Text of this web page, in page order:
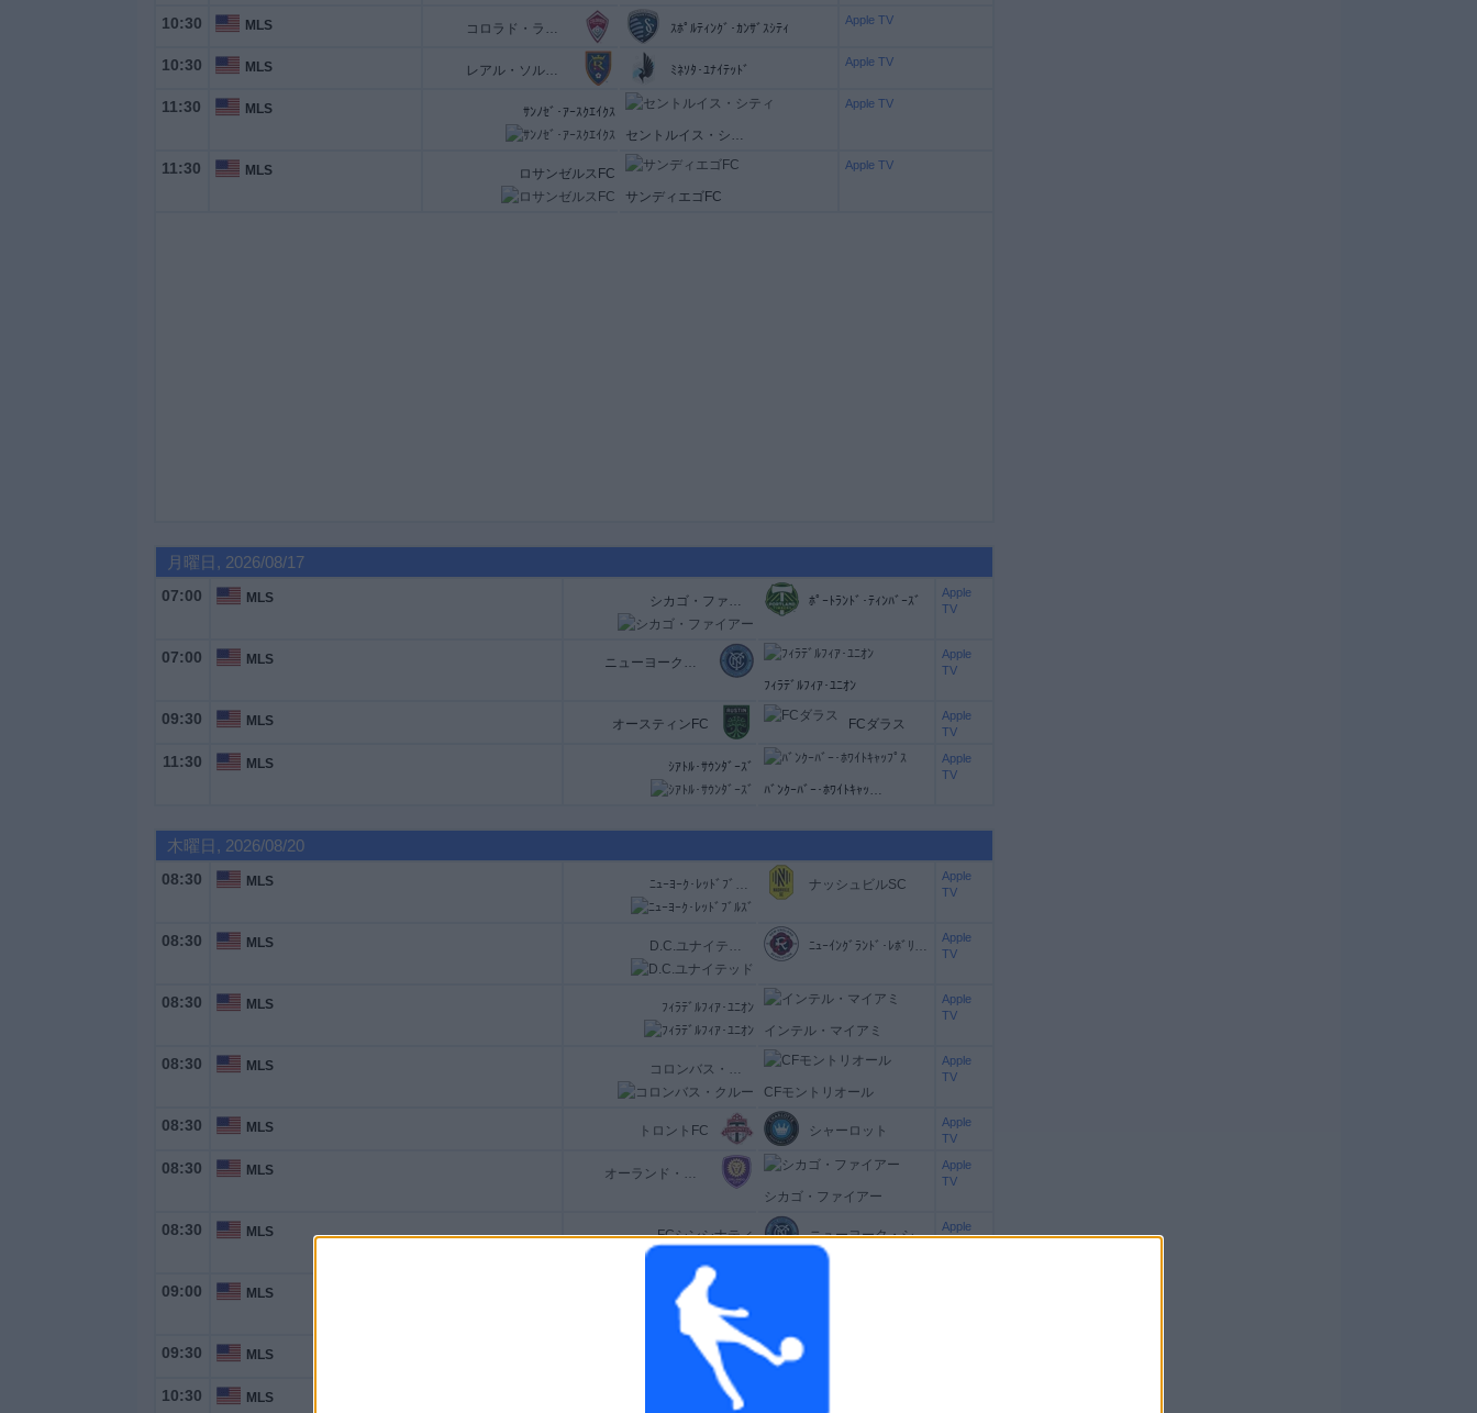
10:30 MLS コロラド・ラピッズ ｽﾎﾟﾙﾃｨﾝｸﾞ･ｶﾝｻﾞｽｼﾃｨ
Apple TV
10:30 MLS レアル・ソルトレイク ﾐﾈｿﾀ･ﾕﾅｲﾃｯﾄﾞ
Apple TV
11:30 MLS
ｻﾝﾉｾﾞ･ｱｰｽｸｴｲｸｽ
セントルイス・シティ
Apple TV
11:30 MLS
ロサンゼルスFC
サンディエゴFC
Apple TV
月曜日, 2026/08/17
07:00 MLS シカゴ・ファイアー ﾎﾟｰﾄﾗﾝﾄﾞ･ﾃｨﾝﾊﾞｰｽﾞ
Apple
TV
07:00 MLS
ニューヨーク・シティ
ﾌｨﾗﾃﾞﾙﾌｨｱ･ﾕﾆｵﾝ
Apple
TV
09:30 MLS オースティンFC FCダラス
Apple
TV
11:30 MLS
ｼｱﾄﾙ･ｻｳﾝﾀﾞｰｽﾞ
ﾊﾞﾝｸｰﾊﾞｰ･ﾎﾜｲﾄｷｬｯﾌﾟｽ
Apple
TV
木曜日, 2026/08/20
08:30 MLS ﾆｭｰﾖｰｸ･ﾚｯﾄﾞﾌﾞﾙｽﾞ ナッシュビルSC
Apple
TV
08:30 MLS D.C.ユナイテッド ﾆｭｰｲﾝｸﾞﾗﾝﾄﾞ･ﾚﾎﾞﾘｭｰｼｮﾝ
Apple
TV
08:30 MLS
ﾌｨﾗﾃﾞﾙﾌｨｱ･ﾕﾆｵﾝ
インテル・マイアミ
Apple
TV
08:30 MLS
コロンバス・クルー
CFモントリオール
Apple
TV
08:30 MLS トロントFC シャーロット
Apple
TV
08:30 MLS
オーランド・シティ
シカゴ・ファイアー
Apple
TV
08:30 MLS FCシンシナティ ニューヨーク・シティ
Apple
TV
09:00 MLS
09:30 MLS ﾐﾈｿﾀ･ﾕﾅｲﾃｯﾄﾞ
10:30 MLS ｼｱﾄﾙ･ｻｳﾝﾀﾞｰｽﾞ